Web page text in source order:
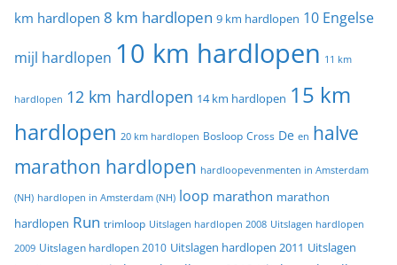
km hardlopen 8 km hardlopen 9 km hardlopen 10 Engelse
mijl hardlopen 10 km hardlopen 11 km
hardlopen 12 km hardlopen 14 km hardlopen 15 km
hardlopen 20 km hardlopen Bosloop Cross De en halve
marathon hardlopen hardloopevenmenten in Amsterdam
(NH) hardlopen in Amsterdam (NH) loop marathon marathon
hardlopen Run trimloop Uitslagen hardlopen 2008 Uitslagen hardlopen
2009 Uitslagen hardlopen 2010 Uitslagen hardlopen 2011 Uitslagen